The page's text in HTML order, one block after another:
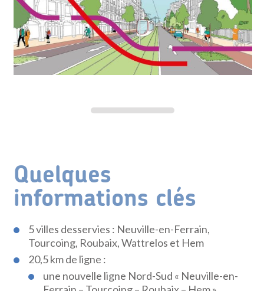
Quelques
informations clés
5 villes desservies : Neuville-en-Ferrain,
Tourcoing, Roubaix, Wattrelos et Hem
20,5 km de ligne :
une nouvelle ligne Nord-Sud « Neuville-en-